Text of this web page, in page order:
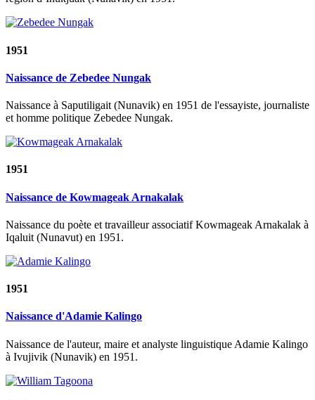
1951
Naissance de Zebedee Nungak
Naissance à Saputiligait (Nunavik) en 1951 de l'essayiste, journaliste
et homme politique Zebedee Nungak.
1951
Naissance de Kowmageak Arnakalak
Naissance du poète et travailleur associatif Kowmageak Arnakalak à
Iqaluit (Nunavut) en 1951.
1951
Naissance d'Adamie Kalingo
Naissance de l'auteur, maire et analyste linguistique Adamie Kalingo
à Ivujivik (Nunavik) en 1951.